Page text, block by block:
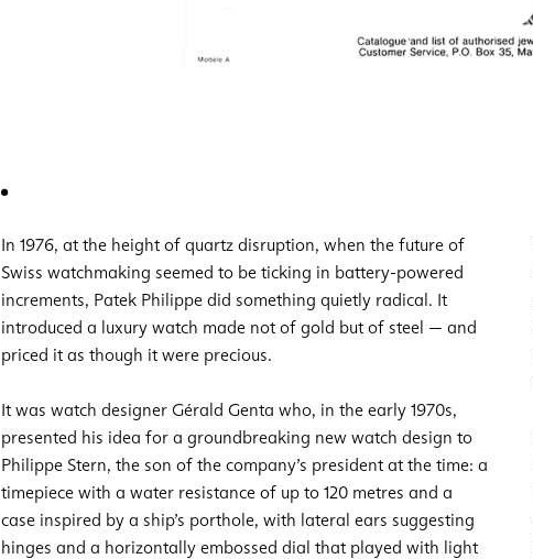
In 1976, at the height of quartz disruption, when the future of
Swiss watchmaking seemed to be ticking in battery-powered
increments, Patek Philippe did something quietly radical. It
introduced a luxury watch made not of gold but of steel — and
priced it as though it were precious.
It was watch designer Gérald Genta who, in the early 1970s,
presented his idea for a groundbreaking new watch design to
Philippe Stern, the son of the company’s president at the time: a
timepiece with a water resistance of up to 120 metres and a
case inspired by a ship’s porthole, with lateral ears suggesting
hinges and a horizontally embossed dial that played with light